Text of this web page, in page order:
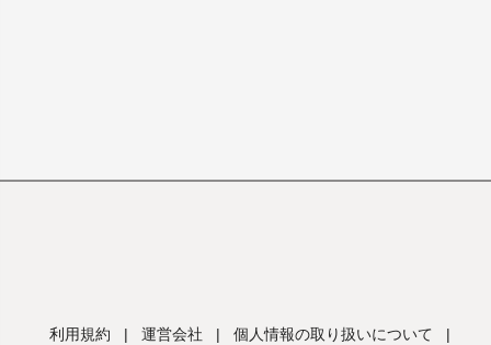
利用規約 | 運営会社 | 個人情報の取り扱いについて |